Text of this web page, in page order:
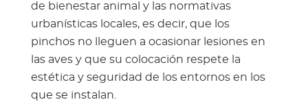
de bienestar animal y las normativas
urbanísticas locales, es decir, que los
pinchos no lleguen a ocasionar lesiones en
las aves y que su colocación respete la
estética y seguridad de los entornos en los
que se instalan.